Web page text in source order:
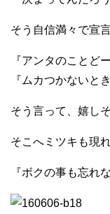
そう自信満々で宣
『アンタのことど
『ムカつかないと
そう言って、嬉し
そこへミツキも現れ
『ボクの事も忘れ